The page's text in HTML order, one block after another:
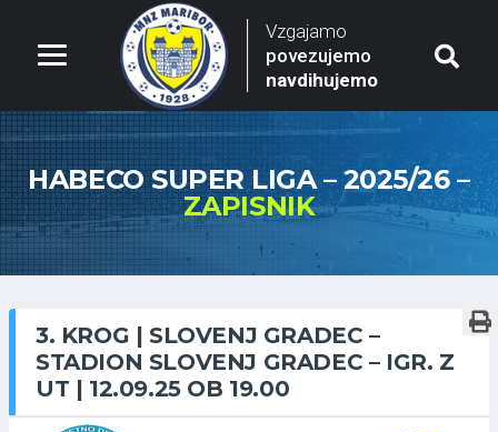
Vzgajamo
povezujemo
navdihujemo
HABECO SUPER LIGA – 2025/26 –
ZAPISNIK
3. KROG | SLOVENJ GRADEC –
STADION SLOVENJ GRADEC – IGR. Z
UT | 12.09.25 OB 19.00